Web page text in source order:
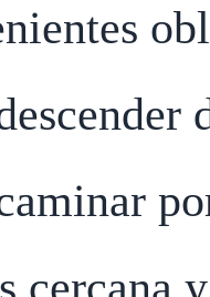
cercana